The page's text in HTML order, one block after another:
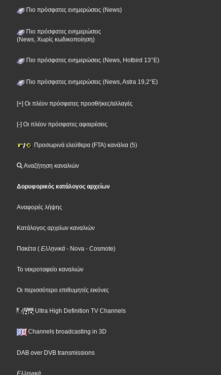
Πιο πρόσφατες ενημερώσεις (News)
Πιο πρόσφατες ενημερώσεις
(News, Χωρίς κωδικοποίηση)
Πιο πρόσφατες ενημερώσεις (News, Hotbird 13°E)
Πιο πρόσφατες ενημερώσεις (News, Astra 19,2°E)
[+] Οι πλέον πρόσφατες προσθήκες/αλλαγές
[-] Οι πλέον πρόσφατες αφαιρέσεις
Προσωρινά ελεύθερα (FTA) κανάλια (5)
Αναζήτηση καναλιών
Δορυφορικός κατάλογος αρχείων
Αναφορές λήψης
Κατάλογος αρχείων καναλιών
Πακέτα ( Ελληνικά - Nova - Cosmote)
Το νεκροταφείο καναλιών
Οι περισσότερο επιθυμητές εικόνες
Ultra High Definition TV Channels
Channels broadcasting in 3D
DAB over DVB transmissions
Ελληνικά